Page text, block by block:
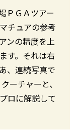
ＰＧＡツアー
チュアの参考
ンの精度を上
す。それは右
、連続写真で
ーチャーと、
ロに解説して